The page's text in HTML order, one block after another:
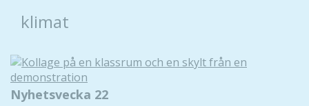
klimat
Nyhetsvecka 22